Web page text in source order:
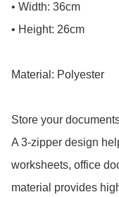
• Width: 36cm
• Height: 26cm
Material: Polyester
Store your
A 3-zipper design
worksheets, office
material provides